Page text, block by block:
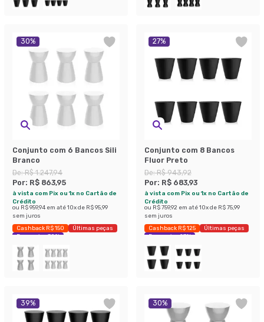
30%
Conjunto com 6 Bancos Sili
Branco
De:R$ 1.247,94
Por: R$ 863,95
à vista com Pix ou 1x no Cartão de
Crédito
ou R$ 959,94 em até10x de R$ 95,99
sem juros
Cashback R$ 150
Últimas peças
Economize 30%
27%
Conjunto com 8 Bancos
Fluor Preto
De:R$ 943,92
Por: R$ 683,93
à vista com Pix ou 1x no Cartão de
Crédito
ou R$ 759,92 em até10x de R$ 75,99
sem juros
Cashback R$ 125
Últimas peças
Economize 27%
39% 30%